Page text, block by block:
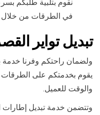
نقوم بتلبية طلبكم
في الطرقات من خلال
تبديل تواير
ولضمان راحتكم وفرنا خدمة
يقوم بخدمتكم على الطرقات
والوقت للعميل.
وتتضمن خدمة تبديل إطارات